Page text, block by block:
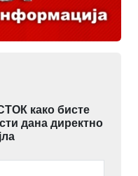
како бисте
дана директно